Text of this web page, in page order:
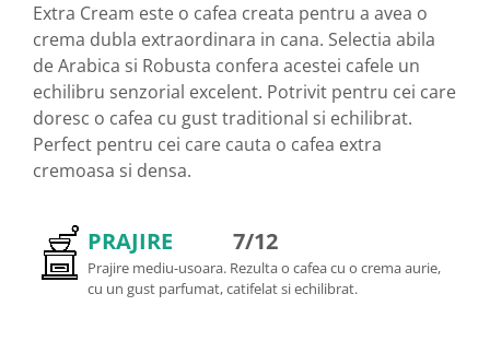
Extra Cream este o cafea creata pentru a avea o
crema dubla extraordinara in cana. Selectia abila
de Arabica si Robusta confera acestei cafele un
echilibru senzorial excelent. Potrivit pentru cei care
doresc o cafea cu gust traditional si echilibrat.
Perfect pentru cei care cauta o cafea extra
cremoasa si densa.
PRAJIRE 7/12
Prajire mediu-usoara. Rezulta o cafea cu o crema aurie,
cu un gust parfumat, catifelat si echilibrat.